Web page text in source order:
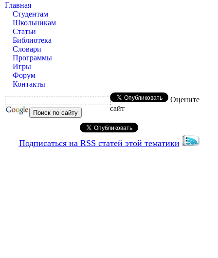
Главная
Студентам
Школьникам
Статьи
Библиотека
Словари
Программы
Игры
Форум
Контакты
Оцените
сайт
Подписаться на RSS статей этой тематики